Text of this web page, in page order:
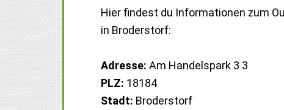
Hier findest du Informationen zum
in Broderstorf:
Adresse: Am Handelspark 3 3
PLZ: 18184
Stadt: Broderstorf